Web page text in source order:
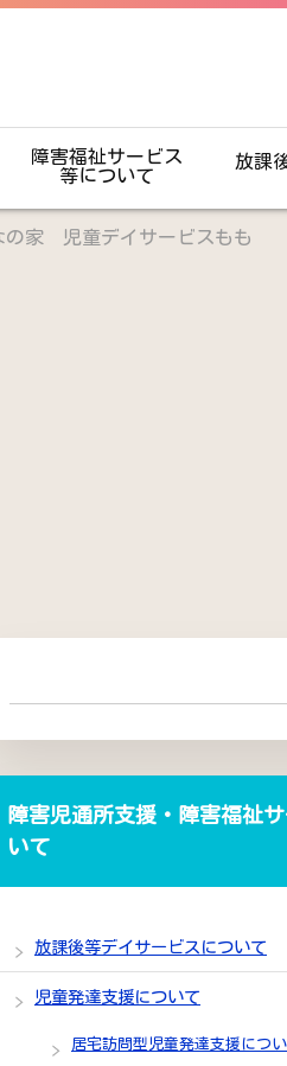
障害福祉サービス
等について
放課
の家 児童デイサービスもも
障害児通所支援・障害福祉
いて
放課後等デイサービスについて
児童発達支援について
居宅訪問型児童発達支援につ